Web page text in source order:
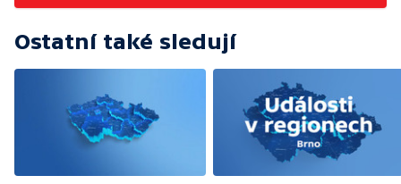
Ostatní také sledují